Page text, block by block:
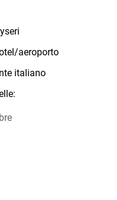
aeroporto
italiano